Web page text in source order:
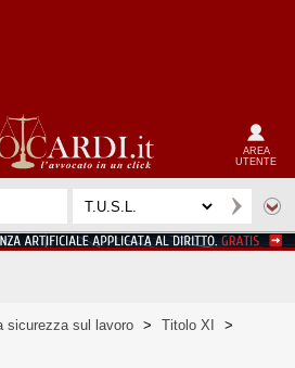
AREA
UTENTE
sicurezza sul lavoro > Titolo XI
>